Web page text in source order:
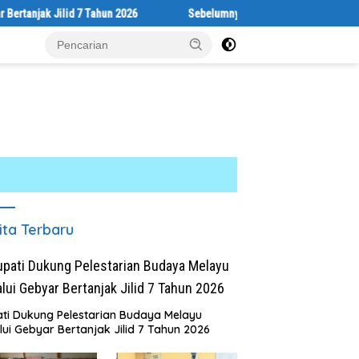
Jilid 7 Tahun 2026 Sebelumnya Berlantaikan Tanah
Terbaru
Dukung Pelestarian Budaya Melayu
Gebyar Bertanjak Jilid 7 Tahun 2026